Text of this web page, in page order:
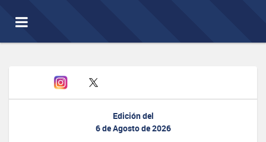
Toggle
navigation
Edición del
6 de Agosto de 2026